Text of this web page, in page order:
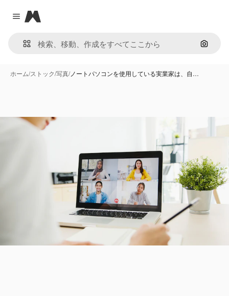
Close menu
Magnific
画像で
ホーム/ストック/写真/ノートパソコンを使用している実業家は、自…